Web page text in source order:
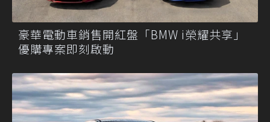
豪華電動車銷售開紅盤「BMW i榮耀共享」
優購專案即刻啟動